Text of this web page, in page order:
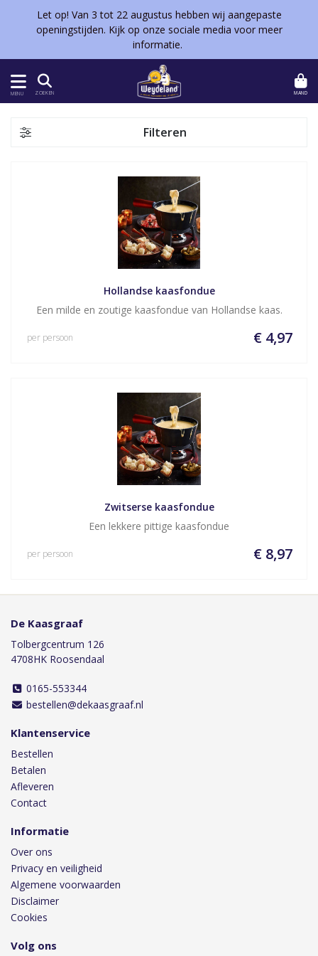
Let op! Van 3 tot 22 augustus hebben wij aangepaste
openingstijden. Kijk op onze sociale media voor meer
informatie.
MENU ZOEKEN MAND
Filteren
Hollandse kaasfondue
Een milde en zoutige kaasfondue van Hollandse kaas.
€ 4,97
per persoon
Zwitserse kaasfondue
Een lekkere pittige kaasfondue
€ 8,97
per persoon
De Kaasgraaf
Tolbergcentrum 126
4708HK Roosendaal
0165-553344
bestellen@dekaasgraaf.nl
Klantenservice
Bestellen
Betalen
Afleveren
Contact
Informatie
Over ons
Privacy en veiligheid
Algemene voorwaarden
Disclaimer
Cookies
Volg ons